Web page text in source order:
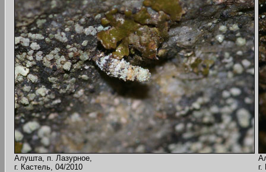
Алушта, п. Лазурное,
г. Кастель, 04/2010